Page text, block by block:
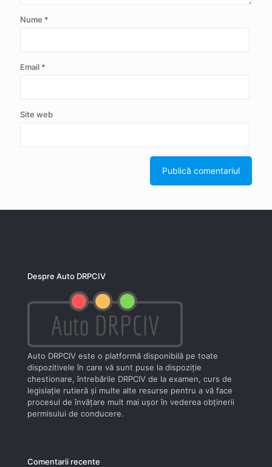
Nume *
Email *
Site web
Despre Auto DRPCIV
Auto DRPCIV este o platformă disponibilă pe toate
dispozitivele în care vă sunt puse la dispoziţie
chestionare, întrebările DRPCIV de la examen, curs de
legislaţie rutieră şi multe alte resurse pentru a vă face
procesul de învăţare mult mai uşor în vederea obţinerii
permisului de conducere.
Comentarii recente